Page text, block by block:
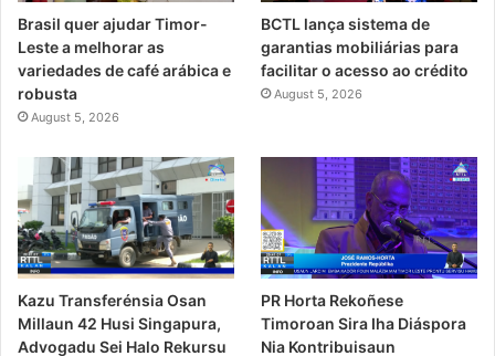
Brasil quer ajudar Timor-
Leste a melhorar as
variedades de café arábica e
robusta
August 5, 2026
BCTL lança sistema de
garantias mobiliárias para
facilitar o acesso ao crédito
August 5, 2026
Kazu Transferénsia Osan
Millaun 42 Husi Singapura,
Advogadu Sei Halo Rekursu
PR Horta Rekoñese
Timoroan Sira Iha Diáspora
Nia Kontribuisaun